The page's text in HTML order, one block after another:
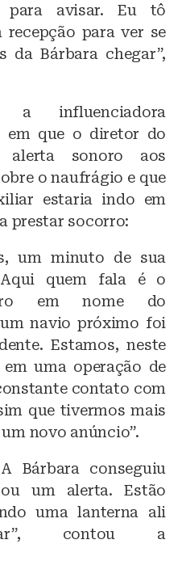
para avisar. Eu tô
para ver se
da Bárbara chegar”,
a influenciadora
em que o diretor do
alerta sonoro aos
o naufrágio e que
estaria indo em
prestar socorro:
um minuto de sua
quem fala é o
em nome do
navio próximo foi
Estamos, neste
uma operação de
contato com
que tivermos mais
novo anúncio”.
Bárbara conseguiu
um alerta. Estão
uma lanterna ali
contou a